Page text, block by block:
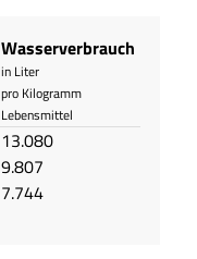
Wasserverbrauch
in Liter
pro Kilogramm
Lebensmittel
13.080
9.807
7.744